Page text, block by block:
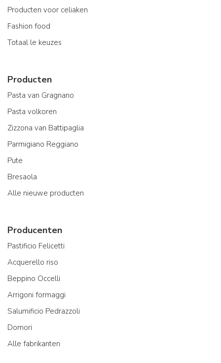
Producten voor celiaken
Fashion food
Totaal le keuzes
Producten
Pasta van Gragnano
Pasta volkoren
Zizzona van Battipaglia
Parmigiano Reggiano
Pute
Bresaola
Alle nieuwe producten
Producenten
Pastificio Felicetti
Acquerello riso
Beppino Occelli
Arrigoni formaggi
Salumificio Pedrazzoli
Domori
Alle fabrikanten